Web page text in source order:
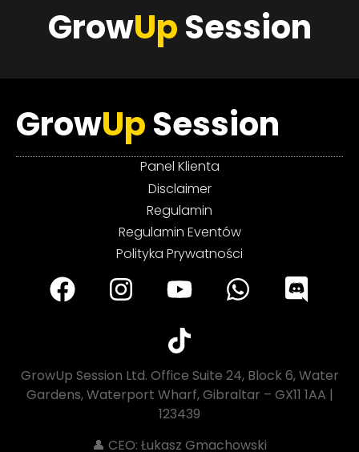
GrowUpSession
GrowUpSession
Panel Klienta
Disclaimer
Regulamin
Regulamin Eventów
Polityka Prywatności
GrowUp Session Ltd. Office Suite 24, Block 6, Water
Gardens, Waterport Wharf, Gibraltar – GX11 1AA |
123439
👤 CEO: Łukasz Gmachowski